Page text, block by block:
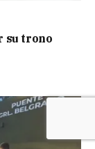
su trono